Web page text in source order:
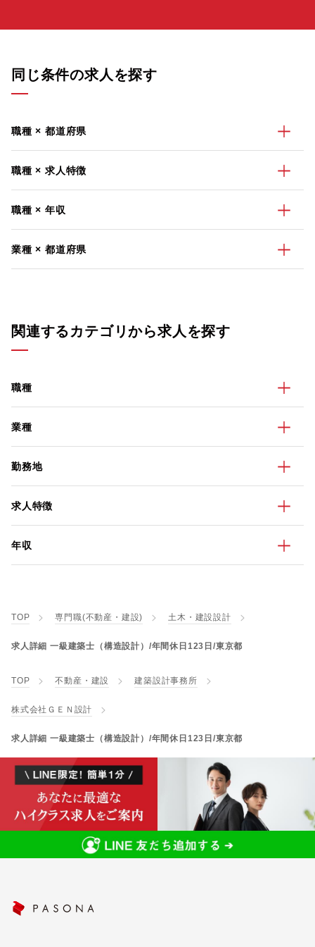
同じ条件の求人を探す
職種 × 都道府県
職種 × 求人特徴
職種 × 年収
業種 × 都道府県
関連するカテゴリから求人を探す
職種
業種
勤務地
求人特徴
年収
TOP 専門職(不動産・建設) 土木・建設設計
求人詳細 一級建築士（構造設計）/年間休日123日/東京都
TOP 不動産・建設 建築設計事務所
株式会社ＧＥＮ設計
求人詳細 一級建築士（構造設計）/年間休日123日/東京都